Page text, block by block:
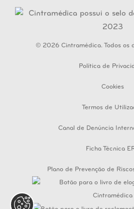
© 2026 Cintramédica. Todos os
Política de
Cookies
Termos de
Canal de Denúncia
Ficha Técnica
Plano de Prevenção de